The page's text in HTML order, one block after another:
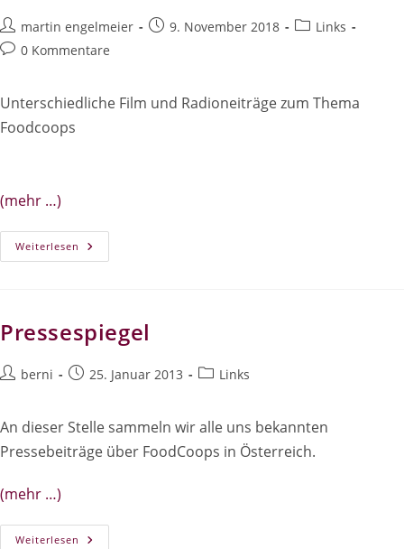
Beitrags-
Autor:
martin engelmeier
Beitrag9. November 2018
Beitrags-
Links
Beitrags-
0 Kommentare
Unterschiedliche Film und Radioneiträge zum Thema
Foodcoops
(mehr …)
Weiterlesen Radio/Filmbeiträge
Pressespiegel
Beitrags-
berni
Beitrag25. Januar 2013
Beitrags-
Links
An dieser Stelle sammeln wir alle uns bekannten
Pressebeiträge über FoodCoops in Österreich.
(mehr …)
Weiterlesen Pressespiegel